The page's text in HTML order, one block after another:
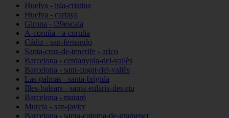
Huelva - isla-cristina
Huelva - cartaya
Girona - l39escala
A-coruña - a-coruña
Cádiz - san-fernando
Santa-cruz-de-tenerife - arico
Barcelona - cerdanyola-del-vallès
Barcelona - sant-cugat-del-vallès
Las-palmas - santa-brígida
Illes-balears - santa-eulària-des-riu
Barcelona - mataró
Murcia - san-javier
Barcelona - santa-coloma-de-gramenet